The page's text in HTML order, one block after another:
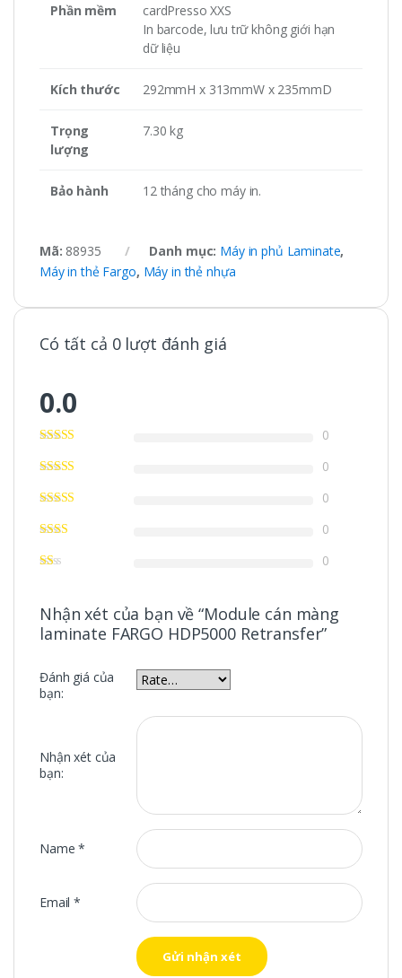
Phần mềm
cardPresso XXS
In barcode, lưu trữ không giới hạn
dữ liệu
Kích thước 292mmH x 313mmW x 235mmD
Trọng
lượng
7.30 kg
Bảo hành 12 tháng cho máy in.
Mã: 88935 Danh mục: Máy in phủ Laminate,
Máy in thẻ Fargo, Máy in thẻ nhựa
Có tất cả 0 lượt đánh giá
0.0
0
0
0
0
0
Nhận xét của bạn về “Module cán màng
laminate FARGO HDP5000 Retransfer”
Đánh giá của
bạn:
Nhận xét của
bạn:
Name*
Email*